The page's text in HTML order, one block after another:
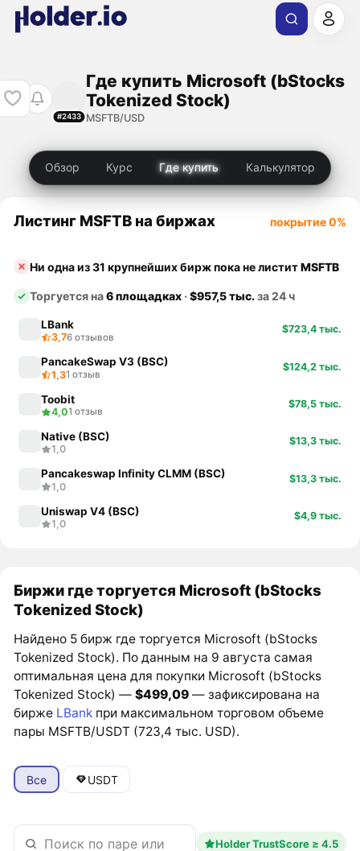
#2433
Где купить Microsoft (bStocks
Tokenized Stock)
MSFTB/USD
Обзор Курс Где купить Калькулятор
Листинг MSFTB на биржах покрытие 0%
Ни одна из 31 крупнейших бирж пока не листитMSFTB
Торгуется на6 площадках ·$957,5 тыс.за 24 ч
LBank
3,76 отзывов
$723,4 тыс.
PancakeSwap V3 (BSC)
1,31 отзыв
$124,2 тыс.
Toobit
4,01 отзыв
$78,5 тыс.
Native (BSC)
1,0
$13,3 тыс.
Pancakeswap Infinity CLMM (BSC)
1,0
$13,3 тыс.
Uniswap V4 (BSC)
1,0
$4,9 тыс.
Биржи где торгуется Microsoft (bStocks
Tokenized Stock)
Найдено 5 бирж где торгуется Microsoft (bStocks
Tokenized Stock). По данным на 9 августа самая
оптимальная цена для покупки Microsoft (bStocks
Tokenized Stock) —$499,09 — зафиксирована на
бирже LBank при максимальном торговом объеме
пары MSFTB/USDT (723,4 тыс. USD).
Все USDT
Holder TrustScore ≥ 4.5